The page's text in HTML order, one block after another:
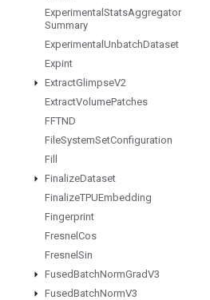
Experimental StatsAggregator
Summary
Experimental UnbatchDataset
Expint
ExtractGlimpseV2
ExtractVolumePatches
FFTND
FileSystemSetConfiguration
Fill
FinalizeDataset
FinalizeTPUEmbedding
Fingerprint
Fresnel Cos
Fresnel Sin
FusedBatchNormGradV3
FusedBatchNormV3